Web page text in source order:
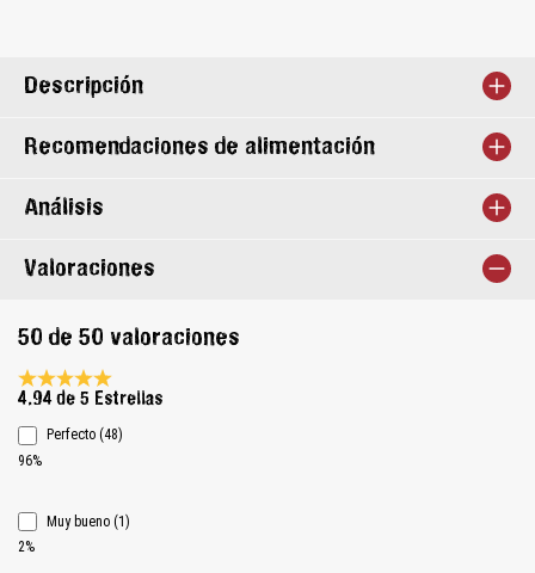
Descripción
Recomendaciones de alimentación
Análisis
Valoraciones
50 de 50 valoraciones
Calificación promedio de 4.9 de 5 estrellas
4.94 de 5 Estrellas
Perfecto (48)
96%
Muy bueno (1)
2%